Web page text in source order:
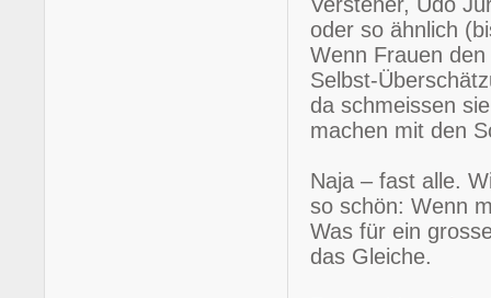
oder so ähnlich
Wenn Frauen
Selbst-
da schmeissen
machen mit den
Naja – fast alle.
so schön: Wenn
Was für ein
das Gleiche.